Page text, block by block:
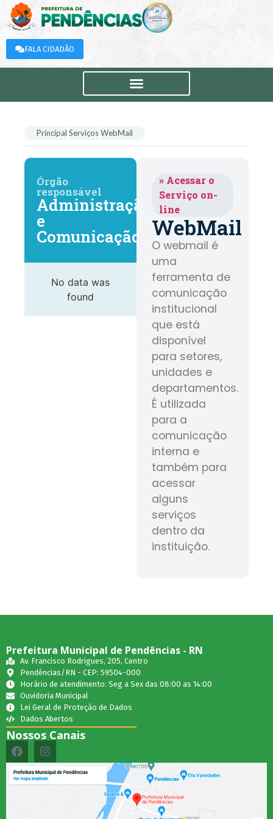
FALA CIDADÃO
Principal ServiçosWebMail
Órgão
responsável
Administração
e
Comunicação
No data was
found
» Acessar o
Serviço on-
line
WebMail
O webmail é
uma
ferramenta de
comunicação
institucional
que está
disponível
para setores,
unidades e
departamentos.
É utilizada
para a
comunicação
interna e
também para
acessar
alguns
serviços
dentro da
instituição.
Prefeitura Municipal de Pendências - RN
Av. Francisco Rodrigues, 205, Centro
Pendências/RN - CEP: 59504-000
Horário de atendimento: Seg a Sex das 08:00 as 14:00
Ouvidoria Municipal
Lei Geral de Proteção de Dados
Dados Abertos
Nossos Canais